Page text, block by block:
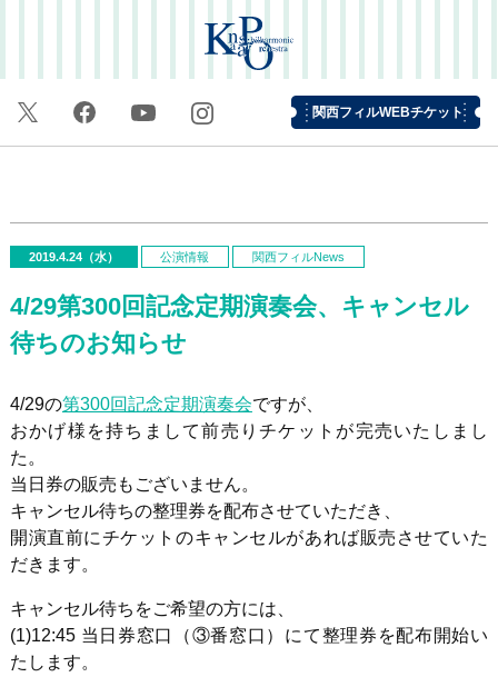
関西フィルWEBチケット
2019.4.24（水） 公演情報 関西フィルNews
4/29第300回記念定期演奏会、キャンセル
待ちのお知らせ
4/29の第300回記念定期演奏会ですが、
おかげ様を持ちまして前売りチケットが完売いたしまし
た。
当日券の販売もございません。
キャンセル待ちの整理券を配布させていただき、
開演直前にチケットのキャンセルがあれば販売させていた
だきます。
キャンセル待ちをご希望の方には、
(1)12:45 当日券窓口（③番窓口）にて整理券を配布開始い
たします。